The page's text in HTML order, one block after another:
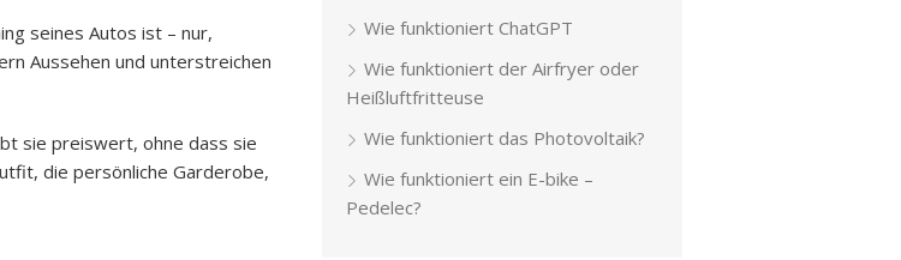
seines Autos ist – nur,
Aussehen und unterstreichen
sie preiswert, ohne dass sie
die persönliche Garderobe,
Wie funktioniert ChatGPT
Wie funktioniert der Airfryer oder
Heißluftfritteuse
Wie funktioniert das Photovoltaik?
Wie funktioniert ein E-bike –
Pedelec?